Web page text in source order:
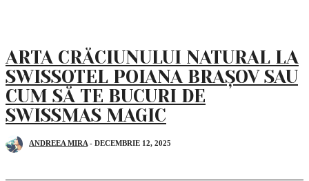
ARTA CRĂCIUNULUI NATURAL LA
SWISSOTEL POIANA BRAȘOV SAU
CUM SĂ TE BUCURI DE
SWISSMAS MAGIC
ANDREEA MIRA - DECEMBRIE 12, 2025